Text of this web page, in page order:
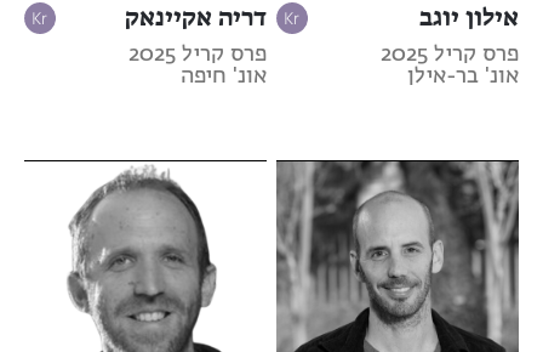
אילון יוגב
פרס קריל 2025
אונ' בר-אילן
דריה אקיינאק
פרס קריל 2025
אונ' חיפה